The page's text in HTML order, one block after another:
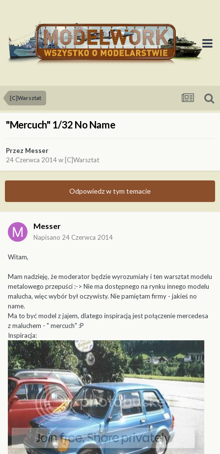
[C]Warsztat
"Mercuch" 1/32 No Name
Przez Messer
24 Czerwca 2014w [C]Warsztat
Odpowiedz w tym temacie
Messer
Napisano 24 Czerwca 2014
Witam,
Mam nadzieję, że moderator będzie wyrozumiały i ten warsztat modelu
metalowego przepuści :-> Nie ma dostępnego na rynku innego modelu
malucha, więc wybór był oczywisty. Nie pamiętam firmy - jakieś no
name.
Ma to być model z jajem, dlatego inspiracją jest połączenie mercedesa
z maluchem - " mercuch" :P
Inspiracja: